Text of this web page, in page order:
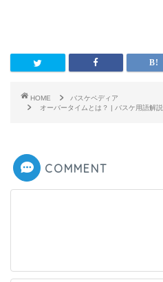
HOME
バスケペディア
オーバータイムとは？ | バスケ用語解
COMMENT